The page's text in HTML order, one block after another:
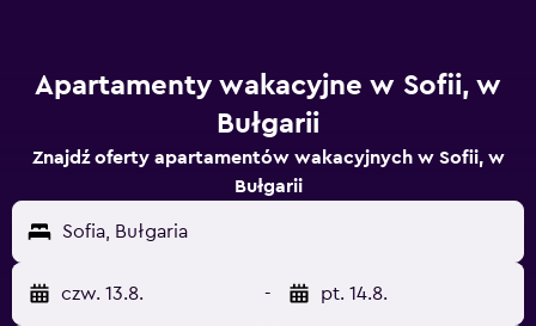
Apartamenty wakacyjne w Sofii, w
Bułgarii
Znajdź oferty apartamentów wakacyjnych w Sofii, w
Bułgarii
Sofia, Bułgaria
czw. 13.8. - pt. 14.8.